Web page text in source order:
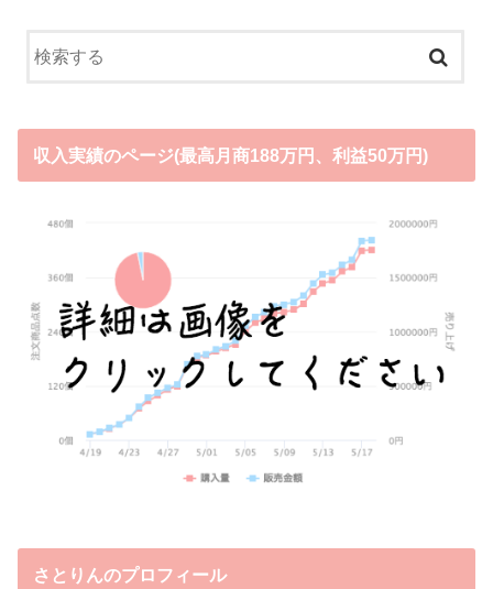
収入実績のページ(最高月商188万円、利益50万円)
さとりんのプロフィール